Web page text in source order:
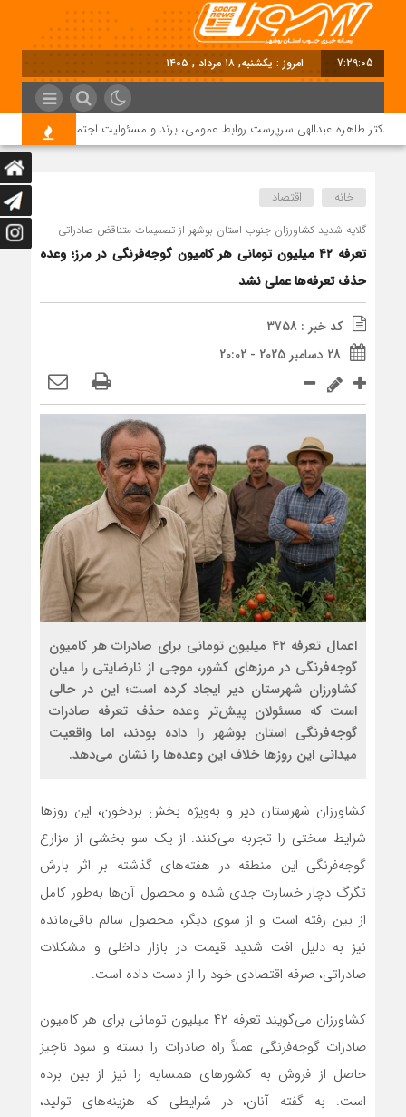
7:29:05 امروز : یکشنبه, ۱۸ مرداد , ۱۴۰۵
دکتر طاهره عبدالهی سرپرست روابط عمومی، برند و مسئولیت اجتماعی دماوند انرژی
خانه اقتصاد
گلایه شدید کشاورزان جنوب استان بوشهر از تصمیمات متناقض صادراتی
تعرفه ۴۲ میلیون تومانی هر کامیون گوجه‌فرنگی در مرز؛ وعده
حذف تعرفه‌ها عملی نشد
کد خبر : 3758
28 دسامبر 2025 - 20:02
اعمال تعرفه ۴۲ میلیون تومانی برای صادرات هر کامیون
گوجه‌فرنگی در مرزهای کشور، موجی از نارضایتی را میان
کشاورزان شهرستان دیر ایجاد کرده است؛ این در حالی
است که مسئولان پیش‌تر وعده حذف تعرفه صادرات
گوجه‌فرنگی استان بوشهر را داده بودند، اما واقعیت
میدانی این روزها خلاف این وعده‌ها را نشان می‌دهد.
کشاورزان شهرستان دیر و به‌ویژه بخش بردخون، این روزها
شرایط سختی را تجربه می‌کنند. از یک سو بخشی از مزارع
گوجه‌فرنگی این منطقه در هفته‌های گذشته بر اثر بارش
تگرگ دچار خسارت جدی شده و محصول آن‌ها به‌طور کامل
از بین رفته است و از سوی دیگر، محصول سالم باقی‌مانده
نیز به دلیل افت شدید قیمت در بازار داخلی و مشکلات
صادراتی، صرفه اقتصادی خود را از دست داده است.
کشاورزان می‌گویند تعرفه ۴۲ میلیون تومانی برای هر کامیون
صادرات گوجه‌فرنگی عملاً راه صادرات را بسته و سود ناچیز
حاصل از فروش به کشورهای همسایه را نیز از بین برده
است. به گفته آنان، در شرایطی که هزینه‌های تولید،